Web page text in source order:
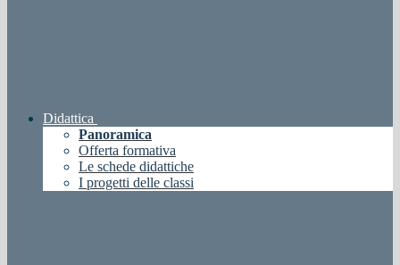
Didattica
Panoramica
Offerta formativa
Le schede didattiche
I progetti delle classi